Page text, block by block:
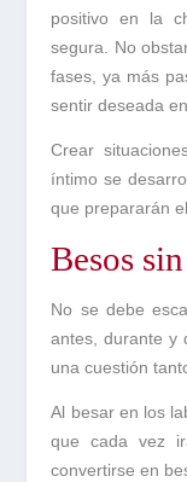
positivo en la
segura . No
fases, ya más
sentir deseada
Crear
íntimo se
que prepararán
Besos
No se debe
antes ,durante y
una cuestión
Al besar en los
que cada vez
convertirse en